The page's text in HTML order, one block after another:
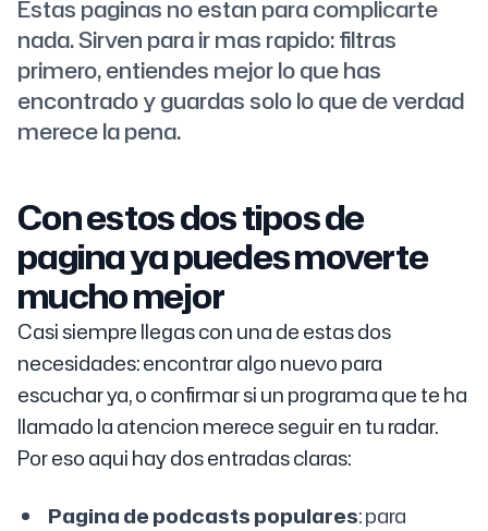
Estas paginas no estan para complicarte
nada. Sirven para ir mas rapido: filtras
primero, entiendes mejor lo que has
encontrado y guardas solo lo que de verdad
merece la pena.
Con estos dos tipos de
pagina ya puedes moverte
mucho mejor
Casi siempre llegas con una de estas dos
necesidades: encontrar algo nuevo para
escuchar ya, o confirmar si un programa que te ha
llamado la atencion merece seguir en tu radar.
Por eso aqui hay dos entradas claras:
Pagina de podcasts populares: para